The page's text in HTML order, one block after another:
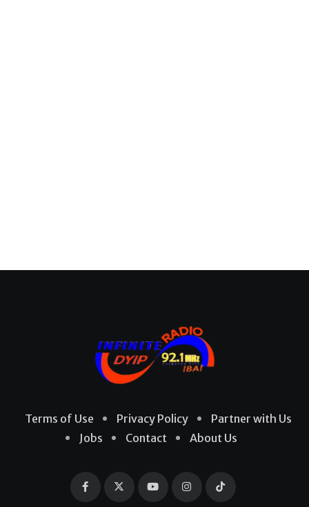
Terms of Use Privacy Policy
Partner with Us
Jobs
Contact About Us